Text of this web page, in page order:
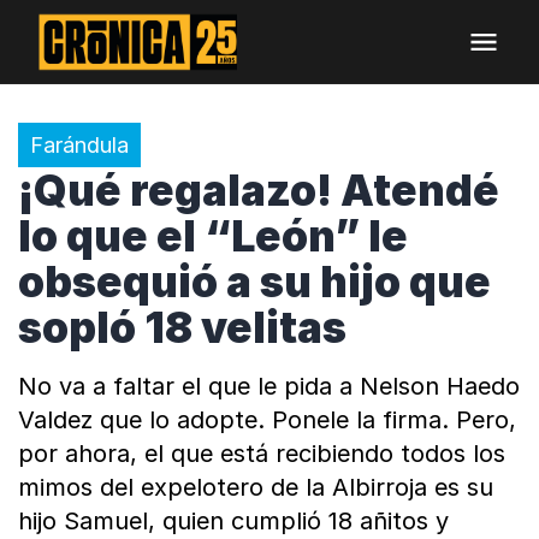
Farándula
¡Qué regalazo! Atendé
lo que el “León” le
obsequió a su hijo que
sopló 18 velitas
No va a faltar el que le pida a Nelson Haedo
Valdez que lo adopte. Ponele la firma. Pero,
por ahora, el que está recibiendo todos los
mimos del expelotero de la Albirroja es su
hijo Samuel, quien cumplió 18 añitos y